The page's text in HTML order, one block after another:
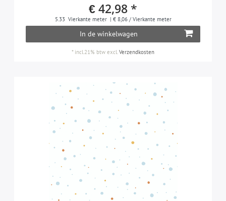
€ 42,98 *
5.33 Vierkante meter | € 8,06 / Vierkante meter
In de winkelwagen
* incl.21% btw excl.Verzendkosten